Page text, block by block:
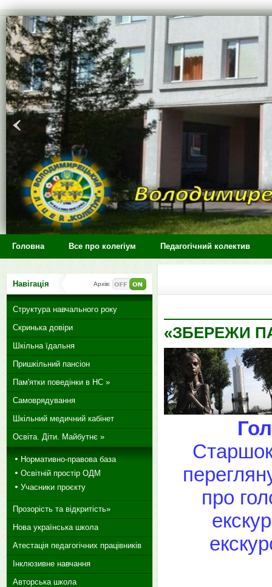
>
Головна Все про колегіум Педагогічний колектив
«ЗБЕРЕЖИ
про
Навігація Архів:
Структура навчального року
Скринька довіри
Шкільна їдальня
Пришкільний пансіон
Пам'ятки поведінки в НС »
Самоврядування
Шкільний медичний кабінет
Освіта. Діти. Майбутнє »
Нормативно-правова база
Освітній простір ОДМ
Учасники проєкту
Прозорість та відкритість»
Нова українська школа
Атестація педагогічних працівників
Інклюзивне навчання
Авторська школа